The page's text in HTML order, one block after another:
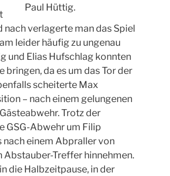
Paul Hüttig.
verlagerte man das Spiel
leider häufig zu ungenau
und Elias Hufschlag konnten
bringen, da es um das Tor der
scheiterte Max
– nach einem gelungenen
Trotz der
GSG-Abwehr um Filip
nach einem Abpraller von
Abstauber-Treffer hinnehmen.
die Halbzeitpause, in der